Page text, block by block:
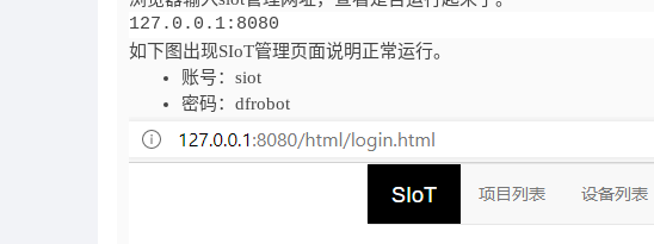
127.0.0.1:8080
如下图出现SIoT管理页面说明正常运行。
账号：siot
密码：dfrobot